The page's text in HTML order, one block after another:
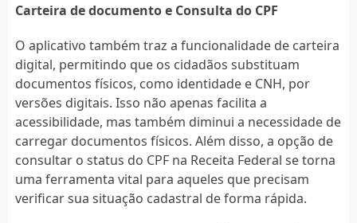
Carteira de documento e Consulta do CPF
O aplicativo também traz a funcionalidade de carteira
digital, permitindo que os cidadãos substituam
documentos físicos, como identidade e CNH, por
versões digitais. Isso não apenas facilita a
acessibilidade, mas também diminui a necessidade de
carregar documentos físicos. Além disso, a opção de
consultar o status do CPF na Receita Federal se torna
uma ferramenta vital para aqueles que precisam
verificar sua situação cadastral de forma rápida.